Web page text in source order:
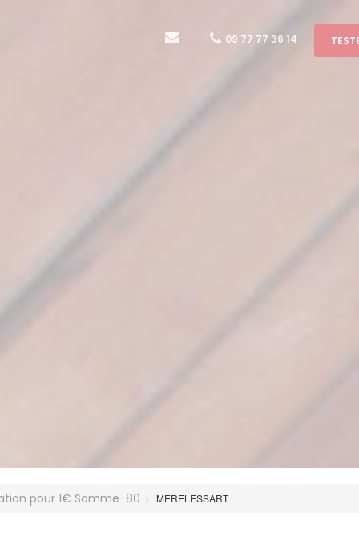
09 77 77 36 14
pour 1€ Somme-80 MERELESSART